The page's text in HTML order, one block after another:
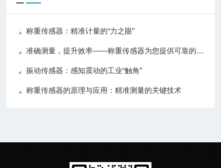
称重传感器：精准计量的“力之眼”
准确测量，提升效率——称重传感器为您提供可靠的数据支持
振动传感器：感知震动的工业“触角”
称重传感器的原理与应用：精准测量的关键技术